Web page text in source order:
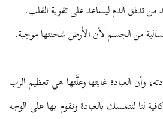
من تدفق الدم ليساعد على تقوية القلب.
من الجسم لأن الأرض شحنتها موجبة.
وأن العبادة غايتها وعلَّتها هي تعظيم الرب
لنا لنتمسك بالعبادة ونقوم بها على الوجه